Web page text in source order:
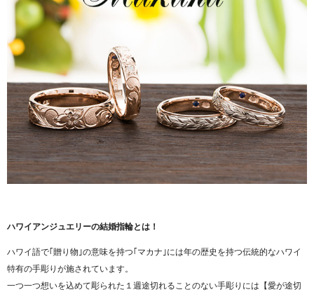
ハワイアンジュエリーの結婚指輪とは！
ハワイ語で｢贈り物｣の意味を持つ｢マカナ｣には年の歴史を持つ伝統的なハワイ
特有の手彫りが施されています。
一つ一つ想いを込めて彫られた１週途切れることのない手彫りには【愛が途切